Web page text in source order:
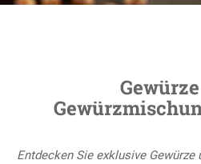
Entdecken Sie exklusive Gewürze